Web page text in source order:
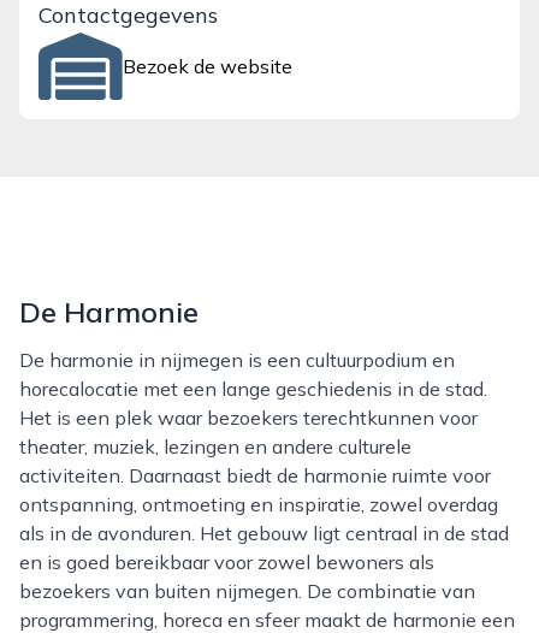
Contactgegevens
Bezoek de website
De Harmonie
De harmonie in nijmegen is een cultuurpodium en
horecalocatie met een lange geschiedenis in de stad.
Het is een plek waar bezoekers terechtkunnen voor
theater, muziek, lezingen en andere culturele
activiteiten. Daarnaast biedt de harmonie ruimte voor
ontspanning, ontmoeting en inspiratie, zowel overdag
als in de avonduren. Het gebouw ligt centraal in de stad
en is goed bereikbaar voor zowel bewoners als
bezoekers van buiten nijmegen. De combinatie van
programmering, horeca en sfeer maakt de harmonie een